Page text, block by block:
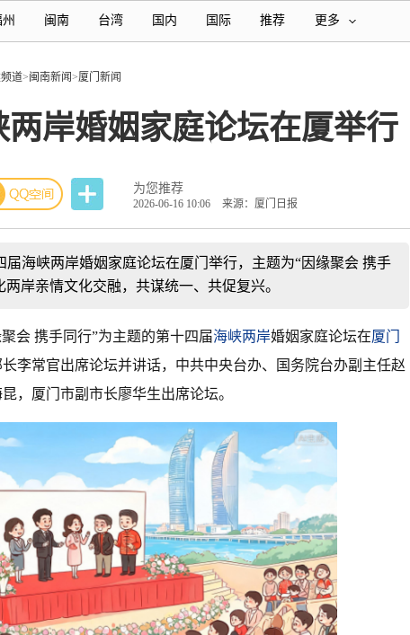
闽南 台湾 国内 国际 推荐 更多
道>闽南新闻>厦门新闻
岸婚姻家庭论坛在厦举行
为您推荐
2026-06-16 10:06 来源：厦门日报
届海峡两岸婚姻家庭论坛在厦门举行，主题为“因缘聚会 携手
两岸亲情文化交融，共谋统一、共促复兴。
会 携手同行”为主题的第十四届海峡两岸婚姻家庭论坛在厦门
李常官出席论坛并讲话，中共中央台办、国务院台办副主任赵
，厦门市副市长廖华生出席论坛。